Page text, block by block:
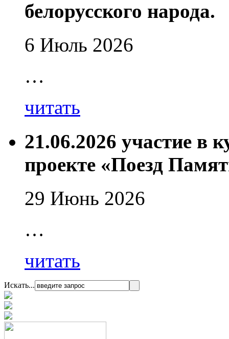
белорусского народа.
6 Июль 2026
…
читать
21.06.2026 участие в
проекте «Поезд
29 Июнь 2026
…
читать
Искать...